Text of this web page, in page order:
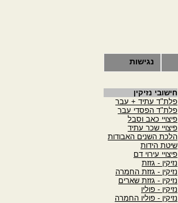
נגישות
חישובי נזיקין
פלת"ד עתיד + עבר
פלת"ד הפסדי עבר
פיצויי כאב וסבל
פיצויי שכר עתיד
הלכת השנים האבודות
שיטת הידות
פיצויי עירוי דם
נזיקין - גזזת
נזיקין - גזזת החמרה
נזיקין - גזזת שארים
נזיקין - פוליו
נזיקין - פוליו החמרה